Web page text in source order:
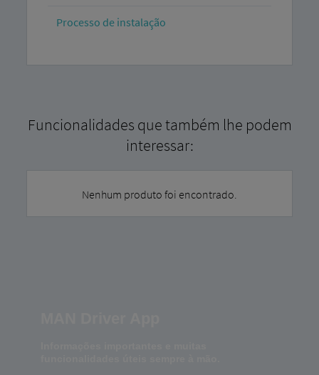
Processo de instalação
Funcionalidades que também lhe podem
interessar:
Nenhum produto foi encontrado.